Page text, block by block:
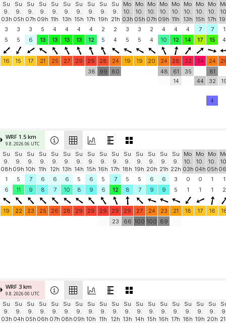
Su
9.
03h
Su
9.
05h
Su
9.
07h
Su
9.
09h
Su
9.
11h
Su
9.
13h
Su
9.
15h
Su
9.
17h
Su
9.
19h
Su
9.
21h
Mo
10.
03h
Mo
10.
05h
Mo
10.
07h
Mo
10.
09h
Mo
10.
11h
Mo
10.
13h
Mo
10.
15h
Mo
10.
17h
3
3 3 5 4 4 4 4 2 2 3 3 2 4 4 4 7 7
1
5
5 6 13 13 13 13 12 5 4 5 5 4 10 12 14 17 15 4
16 15 17 21 25 27 29 29 28 24 19 19 20 24 28 32 34 24
38
99 80 48
61
14
35
44
81
32
4
WRF 1.5 km
9.8. 2026 06 UTC
Su
9.
08h
Su
9.
09h
Su
9.
10h
Su
9.
11h
Su
9.
12h
Su
9.
13h
Su
9.
14h
Su
9.
15h
Su
9.
16h
Su
9.
17h
Su
9.
18h
Su
9.
19h
Su
9.
20h
Su
9.
21h
Su
9.
22h
Mo
10.
03h
Mo
10.
04h
Mo
10.
05h
1
5 7 6 6 6 5 6 5 7 5 5 6 6 3 0 0 1
1
6
11 9 8 7 10 8 9 6 12 8 7 9 9 5 1 1 1 2
19 22 23 25 26 28 29 29 29 29 29 27 24 23 21 18 17 16
23
66 100 100 89
WRF 3 km
9.8. 2026 00 UTC
Su
9.
03h
Su
9.
04h
Su
9.
05h
Su
9.
06h
Su
9.
07h
Su
9.
08h
Su
9.
09h
Su
9.
10h
Su
9.
11h
Su
9.
12h
Su
9.
13h
Su
9.
14h
Su
9.
15h
Su
9.
16h
Su
9.
17h
Su
9.
18h
Su
9.
19h
Su
9.
20h